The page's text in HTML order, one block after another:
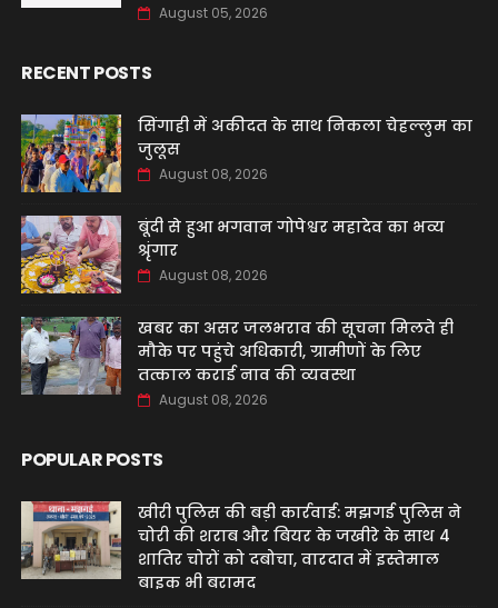
August 05, 2026
RECENT POSTS
सिंगाही में अकीदत के साथ निकला चेहल्लुम का
जुलूस
August 08, 2026
बूंदी से हुआ भगवान गोपेश्वर महादेव का भव्य
श्रृंगार
August 08, 2026
खबर का असर जलभराव की सूचना मिलते ही
मौके पर पहुंचे अधिकारी, ग्रामीणों के लिए
तत्काल कराई नाव की व्यवस्था
August 08, 2026
POPULAR POSTS
खीरी पुलिस की बड़ी कार्रवाई: मझगई पुलिस ने
चोरी की शराब और बियर के जखीरे के साथ 4
शातिर चोरों को दबोचा, वारदात में इस्तेमाल
बाइक भी बरामद